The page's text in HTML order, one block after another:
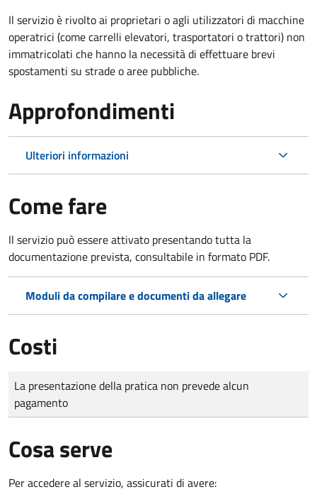
Il servizio è rivolto ai proprietari o agli utilizzatori di macchine
operatrici (come carrelli elevatori, trasportatori o trattori) non
immatricolati che hanno la necessità di effettuare brevi
spostamenti su strade o aree pubbliche.
Approfondimenti
Ulteriori informazioni
Come fare
Il servizio può essere attivato presentando tutta la
documentazione prevista, consultabile in formato PDF.
Moduli da compilare e documenti da allegare
Costi
Tipo di pagamento
Importo
La presentazione della pratica non prevede alcun
pagamento
Cosa serve
Per accedere al servizio, assicurati di avere: